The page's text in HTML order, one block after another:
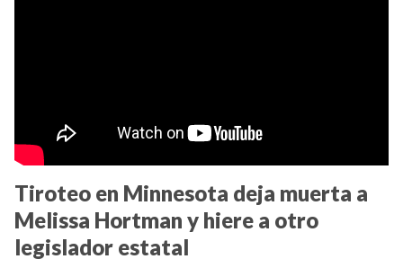
Tiroteo en Minnesota deja muerta a
Melissa Hortman y hiere a otro
legislador estatal